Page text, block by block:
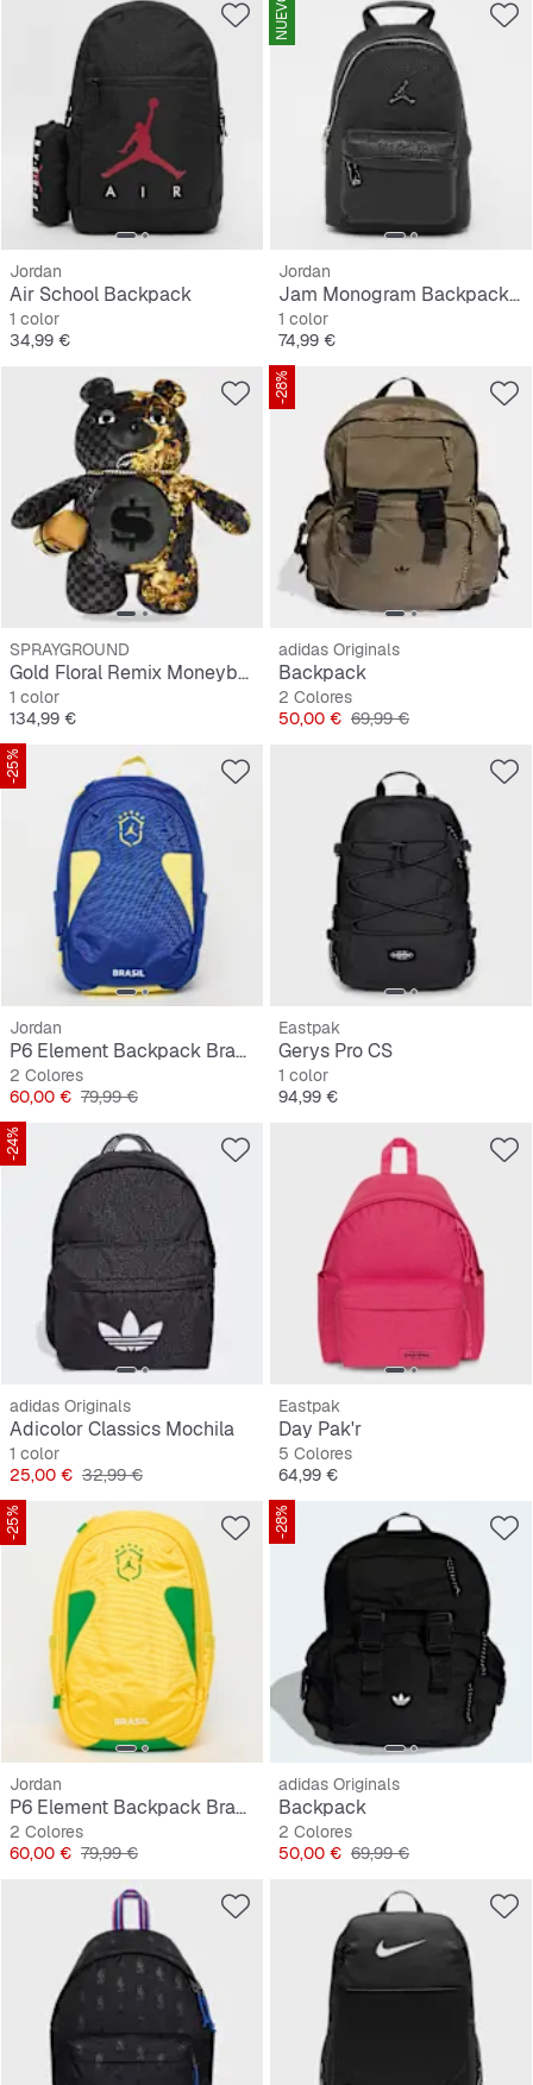
Jordan
Air School Backpack
1 color
Precio
34,99 €
NUEVO
Jordan
Jam Monogram Backpack S
1 color
Precio
74,99 €
SPRAYGROUND
Gold Floral Remix Moneybear Backpack
1 color
Precio
134,99 €
-28%
adidas Originals
Backpack
2 Colores
Precio
50,00 € Precio original
69,99 €
-25%
Jordan
P6 Element Backpack Brazil
2 Colores
Precio
60,00 € Precio original
79,99 €
Eastpak
Gerys Pro CS
1 color
Precio
94,99 €
-24%
adidas Originals
Adicolor Classics Mochila
1 color
Precio
25,00 € Precio original
32,99 €
Eastpak
Day Pak'r
5 Colores
Precio
64,99 €
-25%
Jordan
P6 Element Backpack Brazil
2 Colores
Precio
60,00 € Precio original
79,99 €
-28%
adidas Originals
Backpack
2 Colores
Precio
50,00 € Precio original
69,99 €